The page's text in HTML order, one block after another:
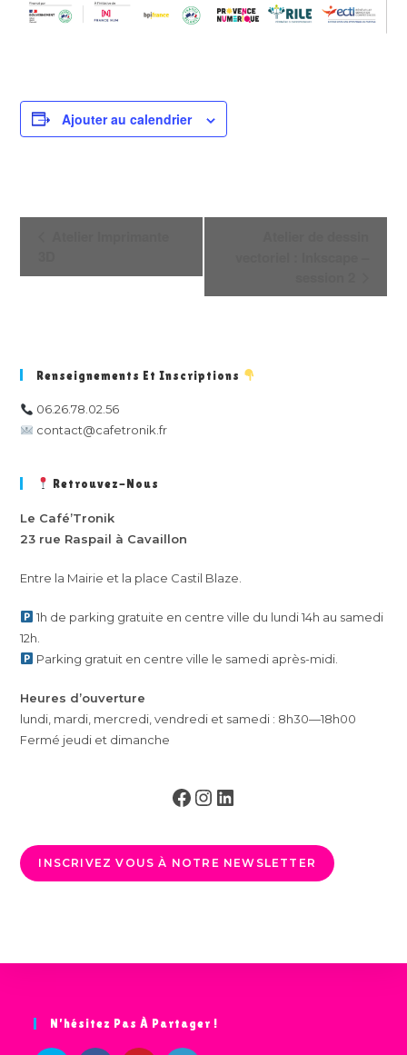
Ajouter au calendrier
v
i
o
n
v
n
e
n
t
Renseignements Et Inscriptions
06.26.78.02.56
contact@cafetronik.fr
Retrouvez-Nous
Le Café’Tronik
23 rue Raspail à Cavaillon
Entre la Mairie et la place Castil Blaze.
1h de parking gratuite en centre ville du lundi 14h au samedi
12h.
Parking gratuit en centre ville le samedi après-midi.
Heures d’ouverture
lundi, mardi, mercredi, vendredi et samedi : 8h30—18h00
Fermé jeudi et dimanche
Facebook
Instagram
LinkedIn
INSCRIVEZ VOUS À NOTRE NEWSLETTER
N’hésitez Pas À Partager !